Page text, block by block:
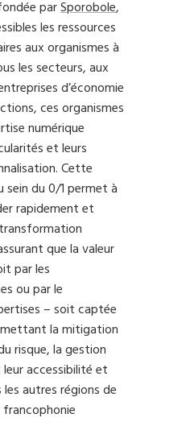
parSporobole,
les ressources
aux organismes à
les secteurs, aux
d’économie
ces organismes
numérique
et leurs
Cette
sein du 0/1 permet à
rapidement et
que la valeur
par les
ou par le
– soit captée
la mitigation
risque, la gestion
accessibilité et
autres régions de